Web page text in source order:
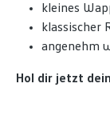
kleines
klassischer
angenehm
Hol dir jetzt